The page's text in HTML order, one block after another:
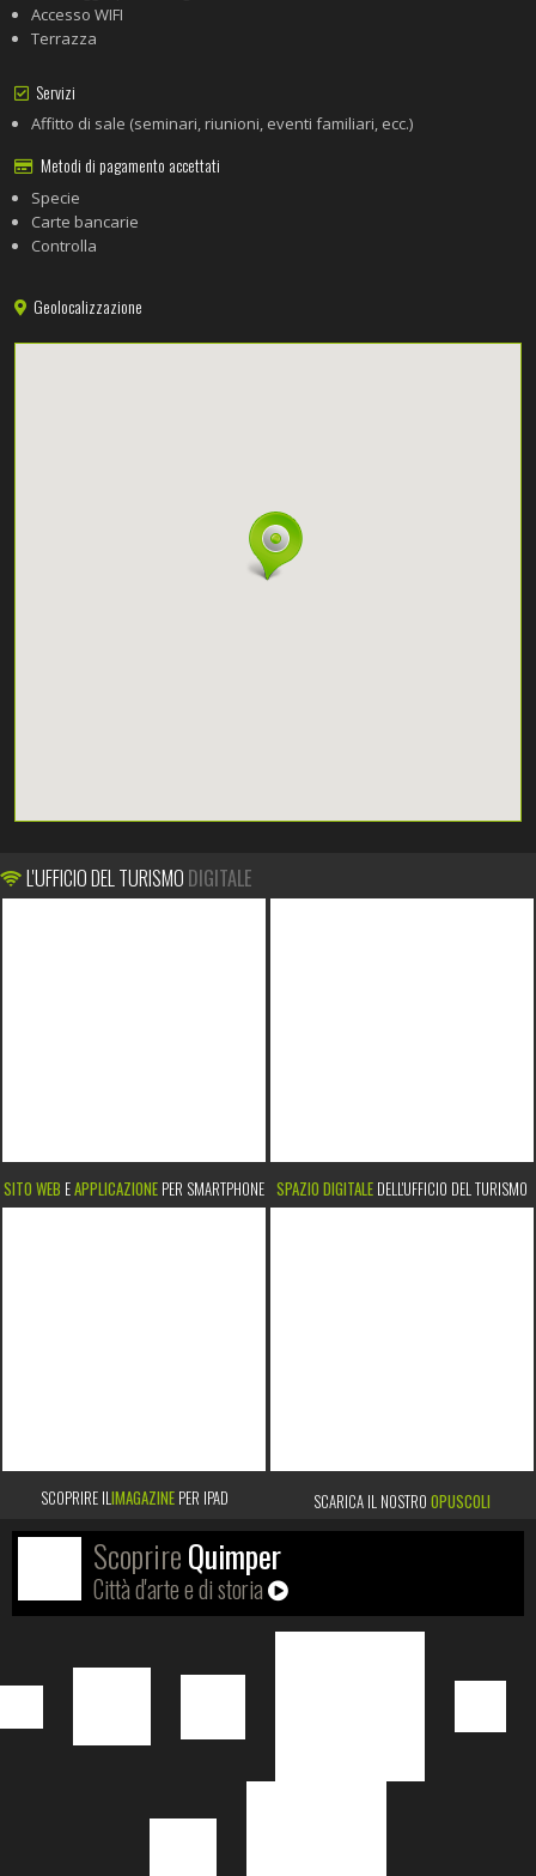
Accesso WIFI
Terrazza
Servizi
Affitto di sale (seminari, riunioni, eventi familiari, ecc.)
Metodi di pagamento accettati
Specie
Carte bancarie
Controlla
Geolocalizzazione
L'UFFICIO DEL TURISMO DIGITALE
SITO WEB EAPPLICAZIONE PER SMARTPHONE SPAZIO DIGITALE DELL'UFFICIO DEL TURISMO
SCOPRIRE ILIMAGAZINEPER IPAD SCARICA IL NOSTRO OPUSCOLI
ScoprireQuimper
Città d'arte e di storia